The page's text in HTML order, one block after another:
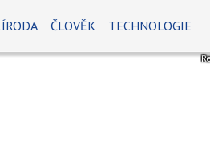
ČLOVĚK TECHNOLOGIE